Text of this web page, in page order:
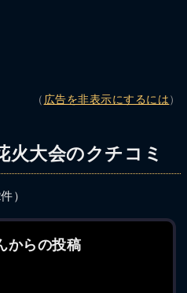
（ 広告を非表示にするには ）
火大会のクチコミ
）
からの投稿